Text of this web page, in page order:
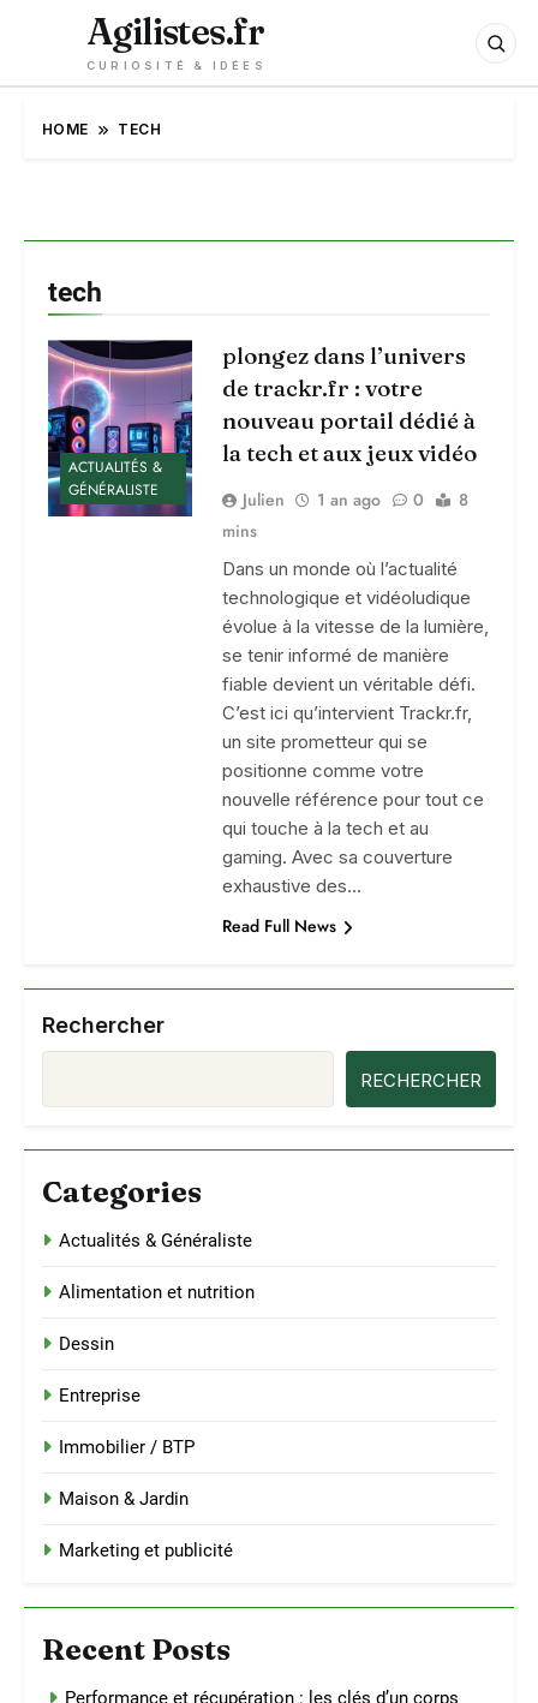
Agilistes.fr
CURIOSITÉ & IDÉES
HOME TECH
tech
ACTUALITÉS &
GÉNÉRALISTE
plongez dans l’univers
de trackr.fr : votre
nouveau portail dédié à
la tech et aux jeux vidéo
Julien 1 an ago 0
8
mins
Dans un monde où l’actualité
technologique et vidéoludique
évolue à la vitesse de la lumière,
se tenir informé de manière
fiable devient un véritable défi.
C’est ici qu’intervient Trackr.fr,
un site prometteur qui se
positionne comme votre
nouvelle référence pour tout ce
qui touche à la tech et au
gaming. Avec sa couverture
exhaustive des…
Read Full News
Rechercher
RECHERCHER
Categories
Actualités & Généraliste
Alimentation et nutrition
Dessin
Entreprise
Immobilier / BTP
Maison & Jardin
Marketing et publicité
Recent Posts
Performance et récupération : les clés d’un corps